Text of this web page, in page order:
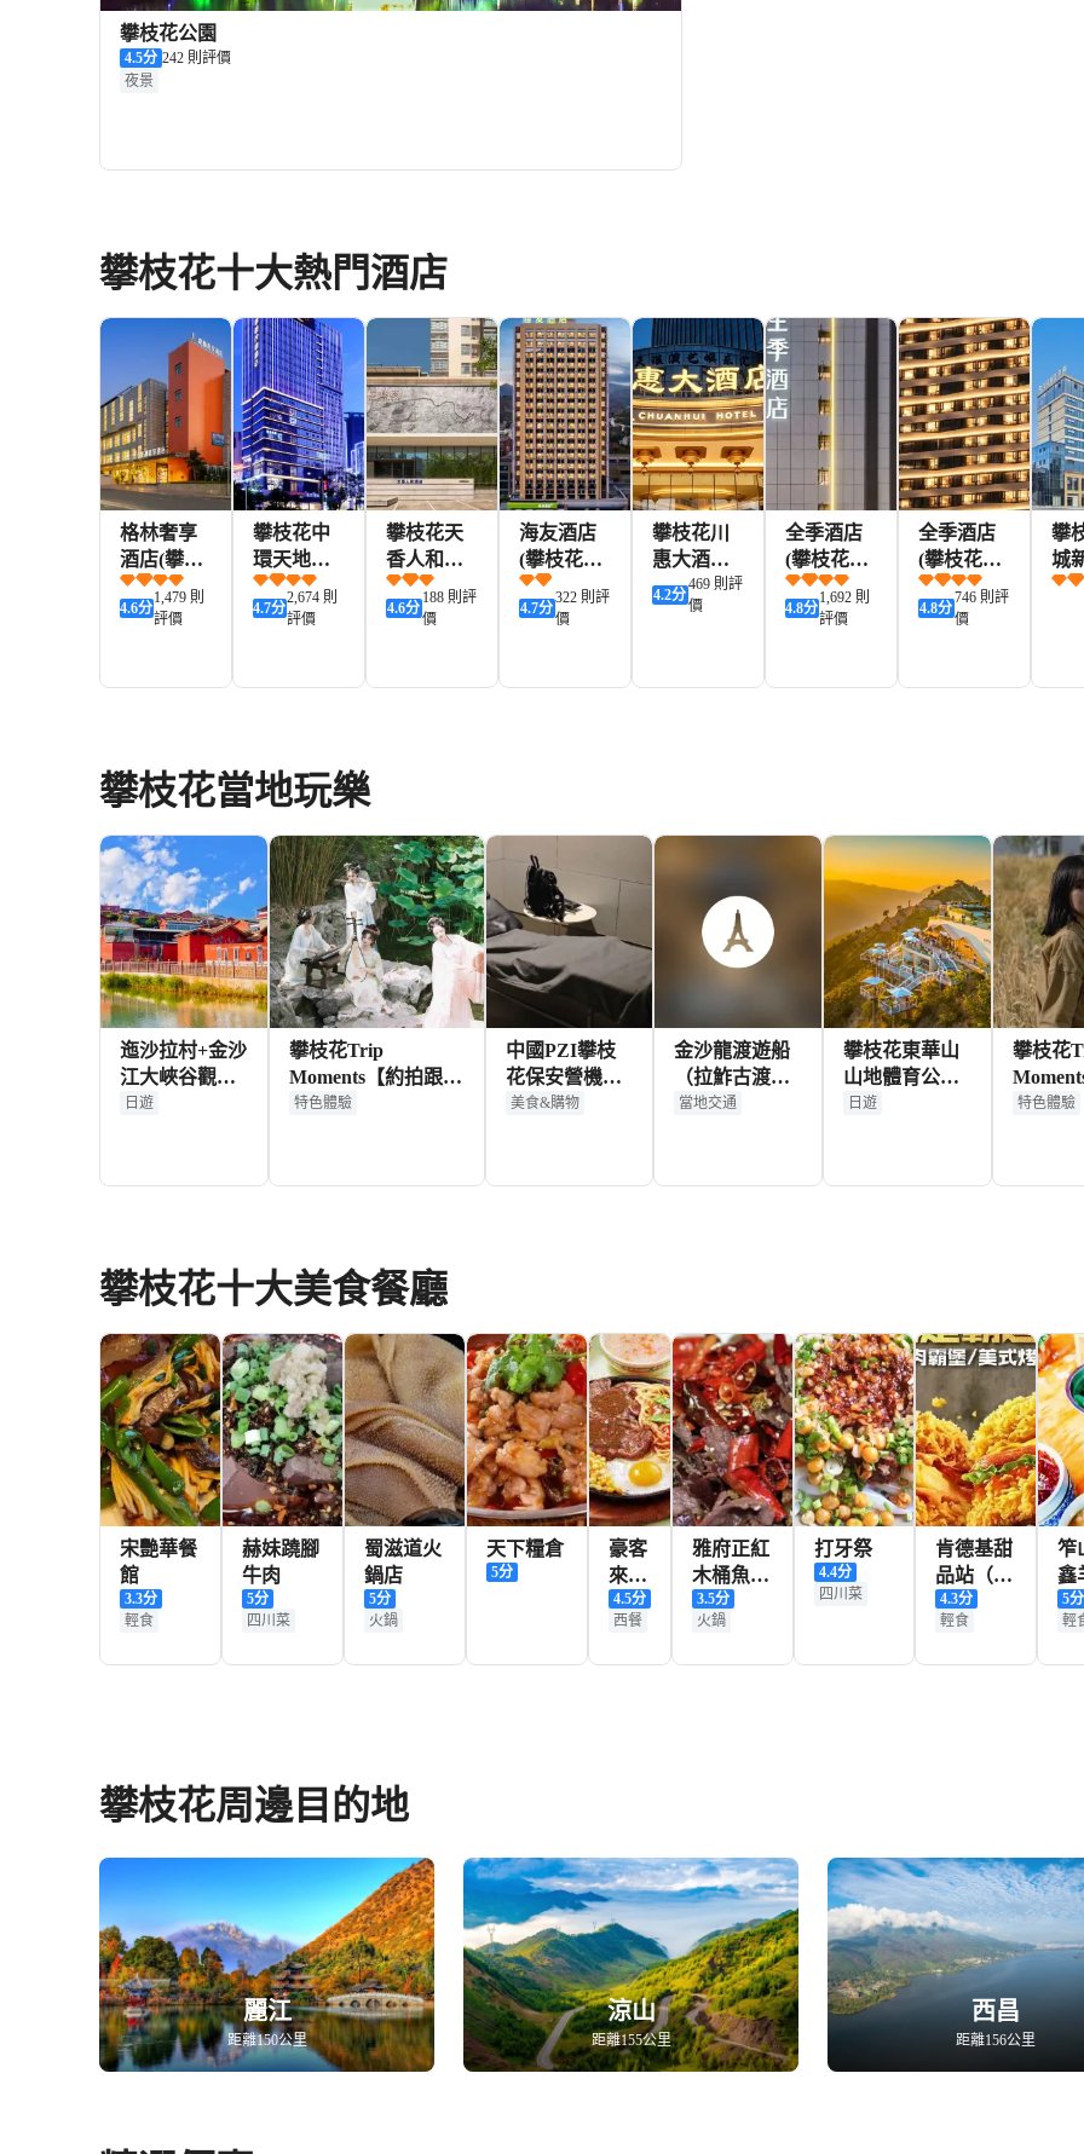
攀枝花公園
4.5分 242 則評價
夜景
攀枝花十大熱門酒店
格林奢享
酒店(攀枝
花學院萬
達廣場店)
4.6分
1,479 則
評價
攀枝花中
環天地希
爾頓歡朋
酒店
4.7分
2,674 則
評價
攀枝花天
香人和酒
店(攀枝花
學院萬達
4.6分
188 則評
價
海友酒店
(攀枝花南
站店)
4.7分
322 則評
價
攀枝花川
惠大酒店
(炳草崗銀
江湖公園
4.2分
469 則評
價
全季酒店
(攀枝花公
園人民街
店)
4.8分
1,692 則
評價
全季酒店
(攀枝花學
院萬達廣
場店)
4.8分
746 則評
價
攀
城
爾
攀枝花當地玩樂
迤沙拉村+金沙
江大峽谷觀景
台一日【2人起
日遊
攀枝花Trip
Moments【約拍跟拍
婚拍街拍抓拍航拍攝
特色體驗
中國PZI攀枝
花保安營機場/
貴賓廳休息室
美食&購物
金沙龍渡遊船
（拉鮓古渡碼
頭）30分鐘遊
當地交通
攀枝花東華山
山地體育公園
+迤沙拉村+金
日遊
攀枝花
照微電
特色體驗
攀枝花十大美食餐廳
宋艷華餐
館
3.3分
輕食
赫妹蹺腳
牛肉
5分
四川菜
蜀滋道火
鍋店
5分
火鍋
天下糧倉
5分
豪客
來牛
排
（攀
4.5分
西餐
雅府正紅
木桶魚
(仁和店)
3.5分
火鍋
打牙祭
4.4分
四川菜
肯德基甜
品站（新
華街世貿
中心店）
4.3分
輕食
笮
鑫
線
5分
輕
攀枝花周邊目的地
麗江
距離150公里
涼山
距離155公里
西昌
距離156公里